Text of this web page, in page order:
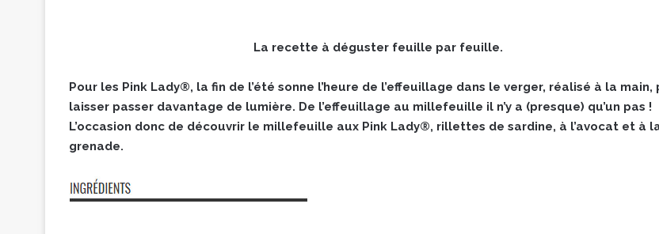
La recette à déguster feuille par feuille.
Pour les Pink Lady®, la fin de l’été sonne l’heure de l’effeuillage dans le verger, réalisé à la main,
laisser passer davantage de lumière. De l’effeuillage au millefeuille il n’y a (presque) qu’un pas !
L’occasion donc de découvrir le millefeuille aux Pink Lady®, rillettes de sardine, à l’avocat et à
grenade.